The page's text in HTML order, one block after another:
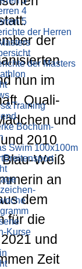
4
5
der Herren
der Masters
Bochum-
Swim 100x100m
Breiten­sport
Kurse
der
nun im
Quali­
und
2010
Weiß
an
dem
für die
und
Zeit